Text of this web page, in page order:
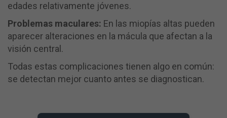
edades relativamente jóvenes.
Problemas maculares: En las miopías altas pueden
aparecer alteraciones en la mácula que afectan a la
visión central.
Todas estas complicaciones tienen algo en común:
se detectan mejor cuanto antes se diagnostican.